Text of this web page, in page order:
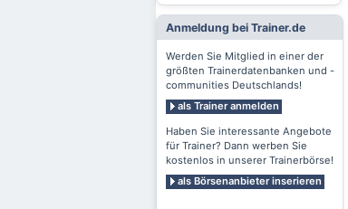
Anmeldung bei Trainer.de
Werden Sie Mitglied in einer der
größten Trainerdatenbanken und -
communities Deutschlands!
als Trainer anmelden
Haben Sie interessante Angebote
für Trainer? Dann werben Sie
kostenlos in unserer Trainerbörse!
als Börsenanbieter inserieren